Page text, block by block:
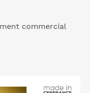
commercial